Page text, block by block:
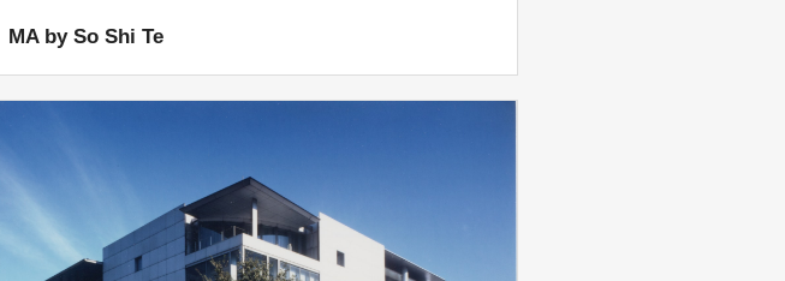
MA by So Shi Te